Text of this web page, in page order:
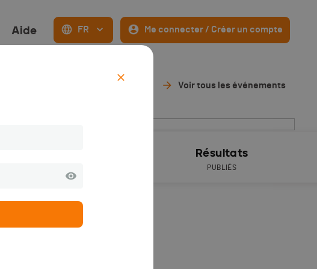
Aide FR Me connecter / Créer un compte
Voir tous les événements
Résultats
PUBLIÉS